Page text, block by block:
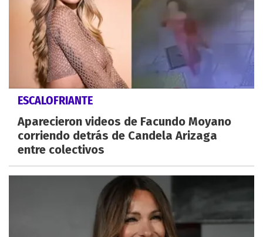
ESCALOFRIANTE
Aparecieron videos de Facundo Moyano
corriendo detrás de Candela Arizaga
entre colectivos